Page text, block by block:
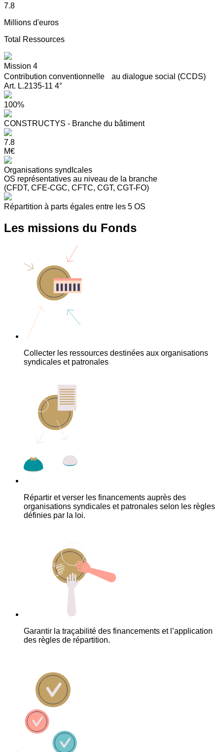
7.8
Millions d'euros
Total Ressources
Mission 4
Contribution conventionnelle au dialogue social (CCDS)
Art. L.2135-11 4°
100%
CONSTRUCTYS - Branche du bâtiment
7.8
M€
Organisations syndIcales
OS représentatives au niveau de la branche
(CFDT, CFE-CGC, CFTC, CGT, CGT-FO)
Répartition à parts égales entre les 5 OS
Les missions du Fonds
Collecter les ressources destinées aux organisations
syndicales et patronales
Répartir et verser les financements auprès des
organisations syndicales et patronales selon les règles
définies par la loi.
Garantir la traçabilité des financements et l’application
des règles de répartition.